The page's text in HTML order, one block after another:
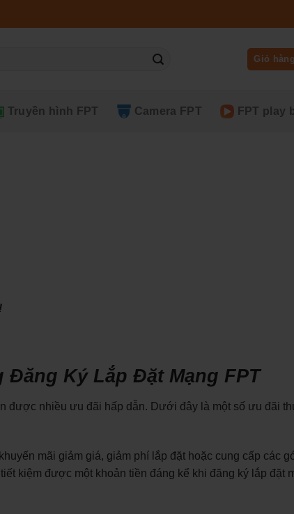
Giỏ
Truyền hình FPT Camera FPT FPT play
Ký Lắp Đặt Mạng FPT
được nhiều ưu đãi hấp dẫn. Dưới đây là một số ưu đãi
mãi giảm giá, giảm phí lắp đặt hoặc cung cấp các
kiệm được một khoản tiền đáng kể khi đăng ký lắp đặt